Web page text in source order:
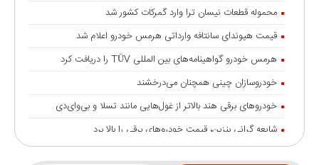
محموله قطعات نیسان ترا وارد گمرکات کشور شد
قیمت هیوندای سانتافه وارداتی هرمس خودرو اعلام شد
هرمس خودرو گواهینامه‌های بین المللی TÜV را دریافت کرد
خودروسازان چینی همچنان می‌درخشند
خودروهای برقی هند بالاتر از غول‌هایی مانند تسلا و بی‌وای‌دی
شایعه گرانی بنزین، قیمت خودروهای برقی را بالا برد